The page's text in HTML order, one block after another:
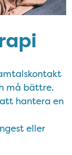
må bättre.
hantera en
eller